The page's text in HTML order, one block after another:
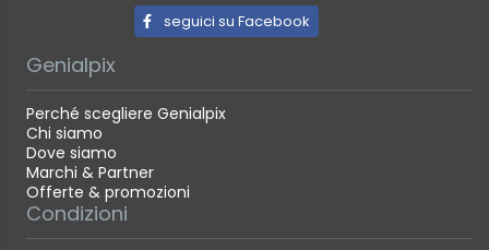
seguici su Facebook
Genialpix
Perché scegliere Genialpix
Chi siamo
Dove siamo
Marchi & Partner
Offerte & promozioni
Condizioni